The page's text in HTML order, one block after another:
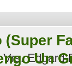
Edgard
Un